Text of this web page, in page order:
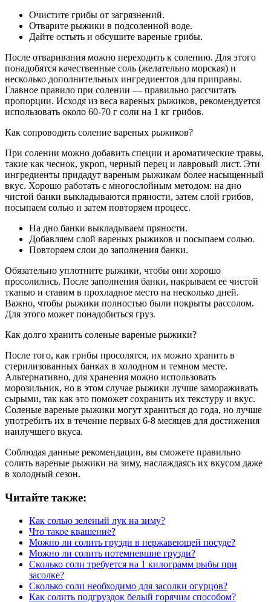
Очистите грибы от загрязнений.
Отварите рыжики в подсоленной воде.
Дайте остыть и обсушите вареные грибы.
После отваривания можно переходить к солению. Для этого
понадобятся качественные соль (желательно морская) и
несколько дополнительных ингредиентов для приправы.
Главное правило при солении — правильно рассчитать
пропорции. Исходя из веса вареных рыжиков, рекомендуется
использовать около 60-70 г соли на 1 кг грибов.
Как сопроводить соление вареных рыжиков?
При солении можно добавить специи и ароматические травы,
такие как чеснок, укроп, черный перец и лавровый лист. Эти
ингредиенты придадут вареным рыжикам более насыщенный
вкус. Хорошо работать с многослойным методом: на дно
чистой банки выкладываются пряности, затем слой грибов,
посыпаем солью и затем повторяем процесс.
На дно банки выкладываем пряности.
Добавляем слой вареных рыжиков и посыпаем солью.
Повторяем слои до заполнения банки.
Обязательно уплотните рыжики, чтобы они хорошо
просолились. После заполнения банки, накрываем ее чистой
тканью и ставим в прохладное место на несколько дней.
Важно, чтобы рыжики полностью были покрыты рассолом.
Для этого может понадобиться груз.
Как долго хранить соленые вареные рыжики?
После того, как грибы просолятся, их можно хранить в
стерилизованных банках в холодном и темном месте.
Альтернативно, для хранения можно использовать
морозильник, но в этом случае рыжики лучше замораживать
сырыми, так как это поможет сохранить их текстуру и вкус.
Соленые вареные рыжики могут храниться до года, но лучше
употребить их в течение первых 6-8 месяцев для достижения
наилучшего вкуса.
Соблюдая данные рекомендации, вы сможете правильно
солить вареные рыжики на зиму, наслаждаясь их вкусом даже
в холодный сезон.
Читайте также:
Как солью зеленый лук на зиму?
Что такое квашение?
Можно ли солить грузди в нержавеющей посуде?
Можно ли солить потемневшие грузди?
Сколько соли требуется на 1 килограмм рыбы при
засолке?
Сколько соли необходимо для засолки огурцов?
Как солить подгруздок белый горячим способом?